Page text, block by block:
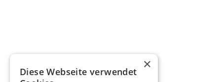
×
Diese Webseite verwendet